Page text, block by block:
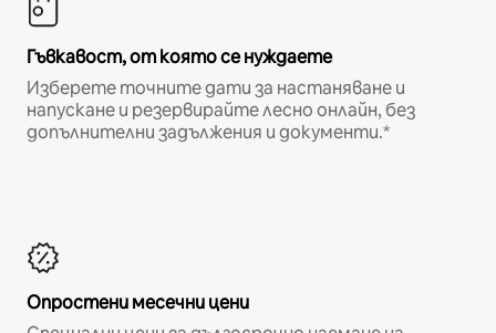
Гъвкавост, от която се нуждаете
Изберете точните дати за настаняване и
напускане и резервирайте лесно онлайн, без
допълнителни задължения и документи.*
Опростени месечни цени